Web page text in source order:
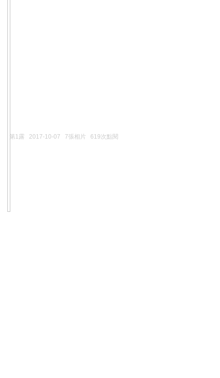
第1露 2017-10-07 7張相片 619次點閱